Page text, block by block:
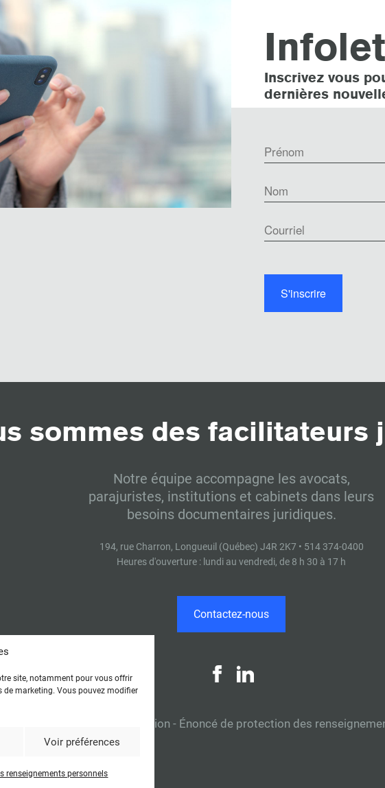
site, notamment pour vous offrir
de marketing. Vous pouvez modifier
Voir préférences
renseignements personnels
Inscrivez vous
dernières
sommes des facilitateurs
Notre équipe accompagne les avocats,
parajuristes, institutions et cabinets dans leurs
besoins documentaires juridiques.
194, rue Charron, Longueuil (Québec) J4R 2K7 • 514 374-0400
Heures d'ouverture : lundi au vendredi, de 8 h 30 à 17 h
Contactez-nous
Conditions d'utilisation - Énoncé de protection des